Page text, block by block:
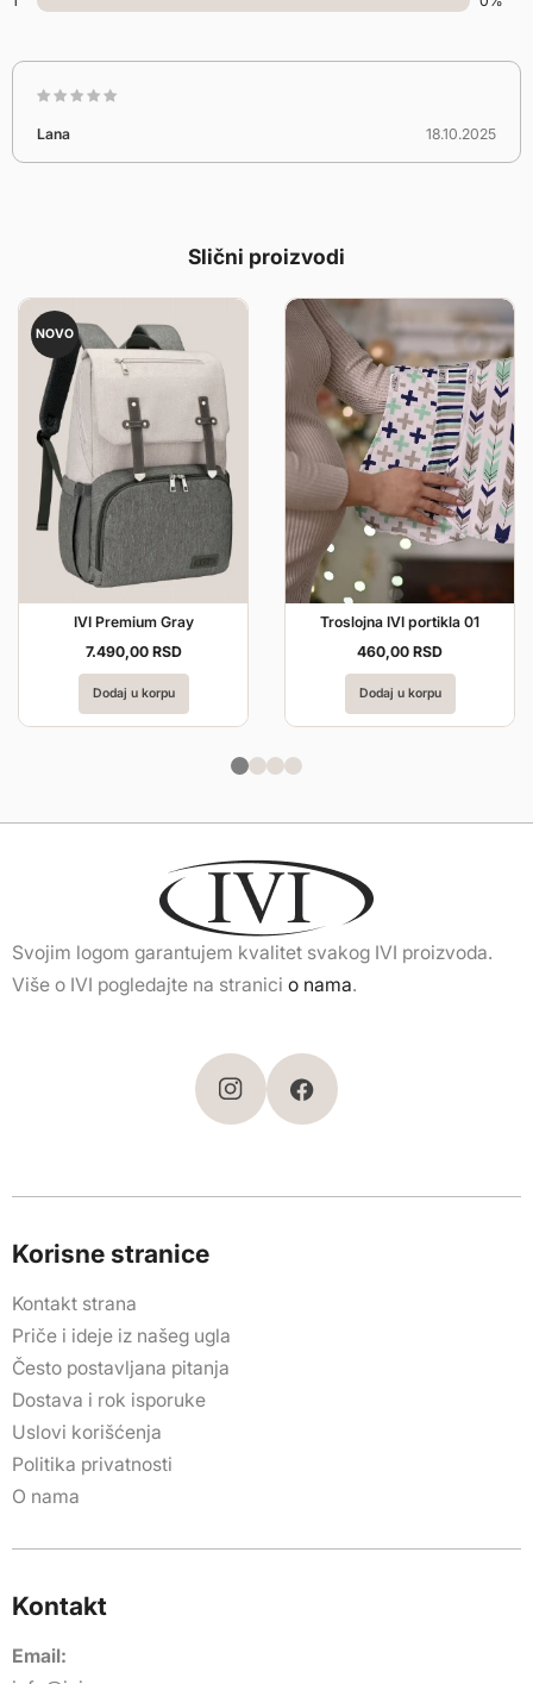
Lana 18.10.2025
Slični proizvodi
NOVO
IVI Premium Gray
7.490, 00 RSD
Dodaj u korpu
Troslojna IVI portikla 01
460, 00 RSD
Dodaj u korpu
Svojim logom garantujem kvalitet svakog IVI proizvoda.
Više o IVI pogledajte na stranici o nama.
Korisne stranice
Kontakt strana
Priče i ideje iz našeg ugla
Često postavljana pitanja
Dostava i rok isporuke
Uslovi korišćenja
Politika privatnosti
O nama
Kontakt
Email: